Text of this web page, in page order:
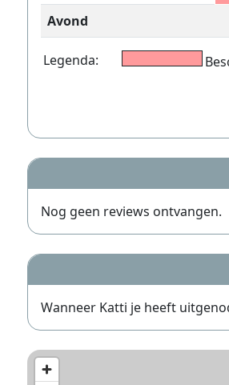
Avond
Legenda:
Nog geen reviews ontvangen.
Wanneer Katti je heeft